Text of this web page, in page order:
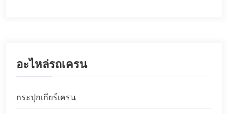
อะไหล่รถเครน
กระปุกเกียร์เครน